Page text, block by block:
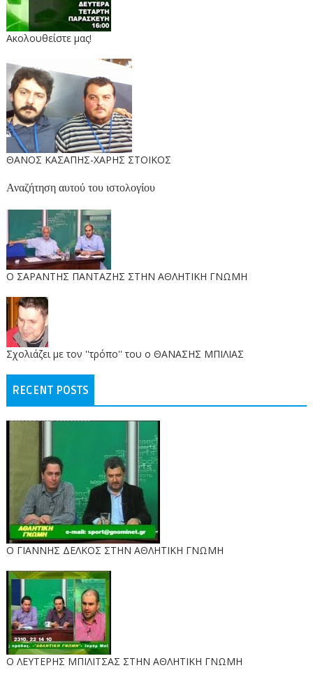
Ακολουθείστε μας!
ΘΑΝΟΣ ΚΑΣΑΠΗΣ-ΧΑΡΗΣ ΣΤΟΙΚΟΣ
Αναζήτηση αυτού του ιστολογίου
O ΣΑΡΑΝΤΗΣ ΠΑΝΤΑΖΗΣ ΣΤΗΝ ΑΘΛΗΤΙΚΗ ΓΝΩΜΗ
Σχολιάζει με τον ''τρόπο'' του ο ΘΑΝΑΣΗΣ ΜΠΙΛΙΑΣ
RECENT POSTS
Ο ΓΙΑΝΝΗΣ ΔΕΛΚΟΣ ΣΤΗΝ ΑΘΛΗΤΙΚΗ ΓΝΩΜΗ
O ΛΕΥΤΕΡΗΣ ΜΠΙΛΙΤΣΑΣ ΣΤΗΝ ΑΘΛΗΤΙΚΗ ΓΝΩΜΗ